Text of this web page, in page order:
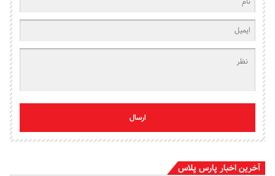
ارسال
آخرین اخبار پارس پلاس